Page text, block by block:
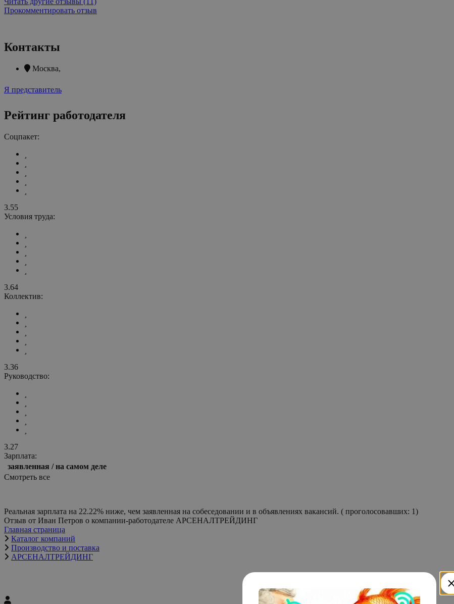
Прокомментировать отзыв
Контакты
Москва,
Я представитель
Рейтинг работодателя
Соцпакет:
3.55
Условия труда:
3.64
Коллектив:
3.36
Руководство:
3.27
Зарплата:
заявленная / на самом деле
Смотреть все
Реальная зарплата на 22.22% ниже, чем заявленная на собеседовании и в объявлениях вакансий. ( проголосовавших: 1)
Отзыв от Иван Петров о компании-работодателе АРСЕНАЛТРЕЙДИНГ
Главная страница
Каталог компаний
Производство и поставка
АРСЕНАЛТРЕЙДИНГ